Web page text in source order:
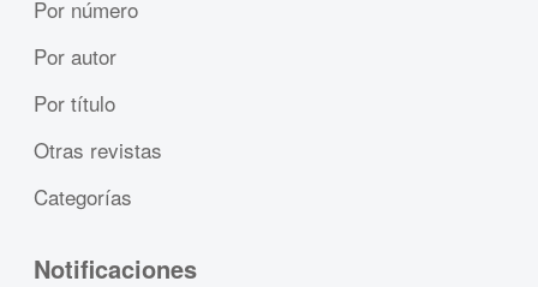
Por número
Por autor
Por título
Otras revistas
Categorías
Notificaciones